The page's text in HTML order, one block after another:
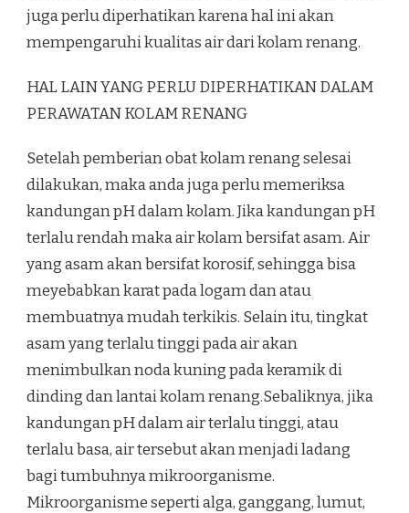
juga perlu diperhatikan karena hal ini akan
mempengaruhi kualitas air dari kolam renang.
HAL LAIN YANG PERLU DIPERHATIKAN DALAM
PERAWATAN KOLAM RENANG
Setelah pemberian obat kolam renang selesai
dilakukan, maka anda juga perlu memeriksa
kandungan pH dalam kolam. Jika kandungan pH
terlalu rendah maka air kolam bersifat asam. Air
yang asam akan bersifat korosif, sehingga bisa
meyebabkan karat pada logam dan atau
membuatnya mudah terkikis. Selain itu, tingkat
asam yang terlalu tinggi pada air akan
menimbulkan noda kuning pada keramik di
dinding dan lantai kolam renang.Sebaliknya, jika
kandungan pH dalam air terlalu tinggi, atau
terlalu basa, air tersebut akan menjadi ladang
bagi tumbuhnya mikroorganisme.
Mikroorganisme seperti alga, ganggang, lumut,